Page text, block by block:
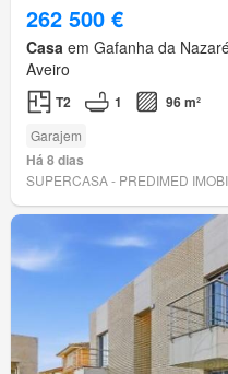
262 500 €
Casa em Gafanha da
Aveiro
T2 1 96 m²
Garajem
Há 8 dias
SUPERCASA - PREDIMED